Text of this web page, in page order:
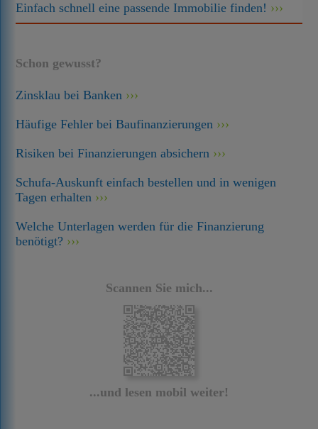
Einfach schnell eine passende Immobilie finden!
Schon gewusst?
Zinsklau bei Banken
Häufige Fehler bei Baufinanzierungen
Risiken bei Finanzierungen absichern
Schufa-Auskunft einfach bestellen und in wenigen
Tagen erhalten
Welche Unterlagen werden für die Finanzierung
benötigt?
Scannen Sie mich...
...und lesen mobil weiter!